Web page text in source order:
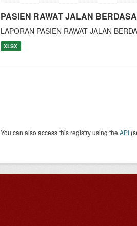
PASIEN RAWAT JALAN
LAPORAN PASIEN RAWAT JALAN
XLSX
You can also access this registry using the API